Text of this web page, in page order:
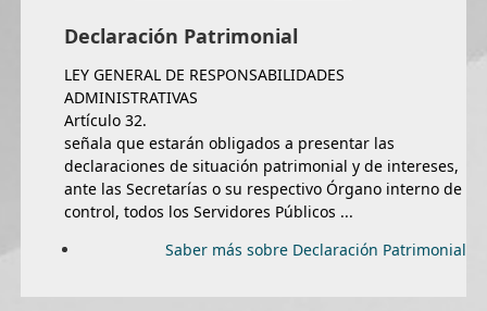
Declaración Patrimonial
LEY GENERAL DE RESPONSABILIDADES
ADMINISTRATIVAS
Artículo 32.
señala que estarán obligados a presentar las
declaraciones de situación patrimonial y de intereses,
ante las Secretarías o su respectivo Órgano interno de
control, todos los Servidores Públicos ...
Saber más sobre Declaración Patrimonial